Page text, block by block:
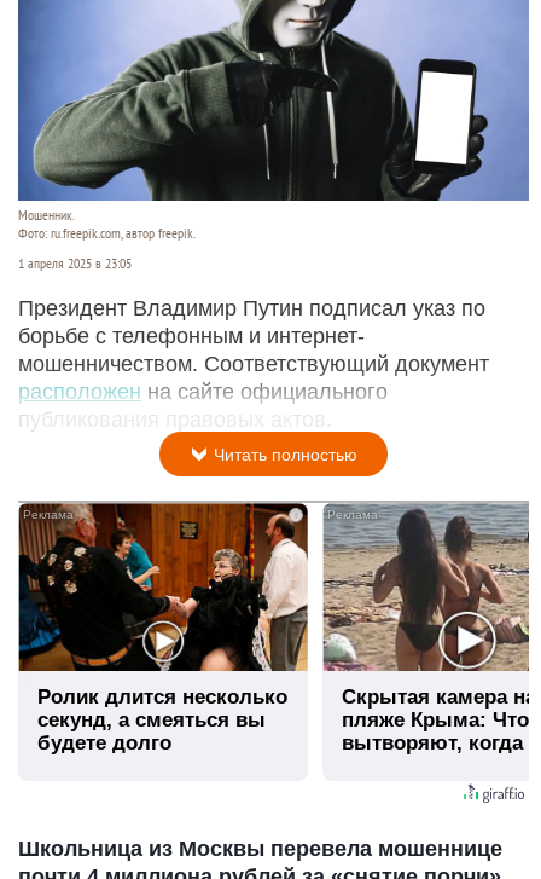
Мошенник.
Фото: ru.freepik.com, автор freepik.
1 апреля 2025 в 23:05
Президент Владимир Путин подписал указ по
борьбе с телефонным и интернет-
мошенничеством. Соответствующий документ
расположен на сайте официального
публикования правовых актов.
Читать полностью
Ролик длится несколько
секунд, а смеяться вы
будете долго
Скрытая камера на
пляже Крыма: Что
вытворяют, когда
Школьница из Москвы перевела мошеннице